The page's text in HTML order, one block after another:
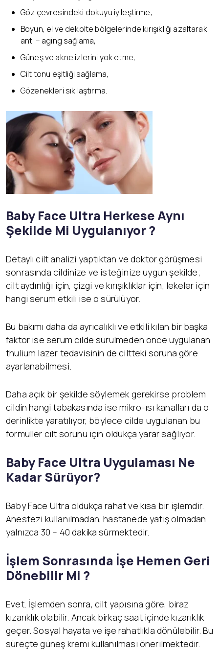
Göz çevresindeki dokuyu iyileştirme,
Boyun, el ve dekolte bölgelerinde kırışıklığı azaltarak
anti – aging sağlama,
Güneş ve akne izlerini yok etme,
Cilt tonu eşitliği sağlama,
Gözenekleri sıkılaştırma.
Baby Face Ultra Herkese Aynı
Şekilde Mi Uygulanıyor ?
Detaylı cilt analizi yaptıktan ve doktor görüşmesi
sonrasında cildinize ve isteğinize uygun şekilde;
cilt aydınlığı için, çizgi ve kırışıklıklar için, lekeler için
hangi serum etkili ise o sürülüyor.
Bu bakımı daha da ayrıcalıklı ve etkili kılan bir başka
faktör ise serum cilde sürülmeden önce uygulanan
thulium lazer tedavisinin de ciltteki soruna göre
ayarlanabilmesi.
Daha açık bir şekilde söylemek gerekirse problem
cildin hangi tabakasında ise mikro-ısı kanalları da o
derinlikte yaratılıyor, böylece cilde uygulanan bu
formüller cilt sorunu için oldukça yarar sağlıyor.
Baby Face Ultra Uygulaması Ne
Kadar Sürüyor?
Baby Face Ultra oldukça rahat ve kısa bir işlemdir.
Anestezi kullanılmadan, hastanede yatış olmadan
yalnızca 30 – 40 dakika sürmektedir.
İşlem Sonrasında İşe Hemen Geri
Dönebilir Mi ?
Evet. İşlemden sonra, cilt yapısına göre, biraz
kızarıklık olabilir. Ancak birkaç saat içinde kızarıklık
geçer. Sosyal hayata ve işe rahatlıkla dönülebilir. Bu
süreçte güneş kremi kullanılması önerilmektedir.